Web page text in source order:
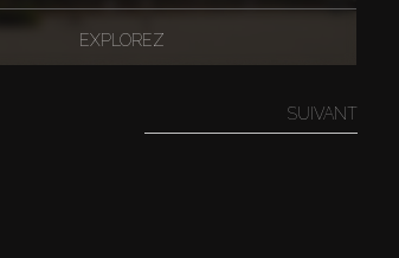
EXPLOREZ
SUIVANT